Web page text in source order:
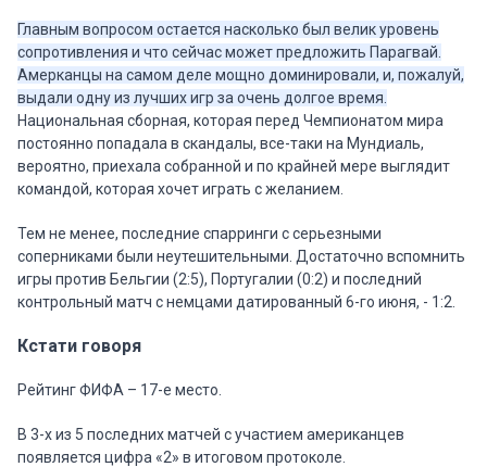
Главным вопросом остается насколько был велик уровень
сопротивления и что сейчас может предложить Парагвай.
Амерканцы на самом деле мощно доминировали, и, пожалуй,
выдали одну из лучших игр за очень долгое время.
Национальная сборная, которая перед Чемпионатом мира
постоянно попадала в скандалы, все-таки на Мундиаль,
вероятно, приехала собранной и по крайней мере выглядит
командой, которая хочет играть с желанием.
Тем не менее, последние спарринги с серьезными
соперниками были неутешительными. Достаточно вспомнить
игры против Бельгии (2:5), Португалии (0:2) и последний
контрольный матч с немцами датированный 6-го июня, - 1:2.
Кстати говоря
Рейтинг ФИФА – 17-е место.
В 3-х из 5 последних матчей с участием американцев
появляется цифра «2» в итоговом протоколе.